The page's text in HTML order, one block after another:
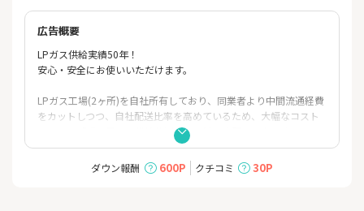
広告概要
LPガス供給実績50年！
安心・安全にお使いいただけます。
LPガス工場(2ヶ所)を自社所有しており、同業者より中間流通経費
をカットしつつ、自社配送比率を高めているため、大幅なコスト
カットと「顔の見える供給体制」を同時に実現しております。
ダウン報酬 600P クチコミ 30P